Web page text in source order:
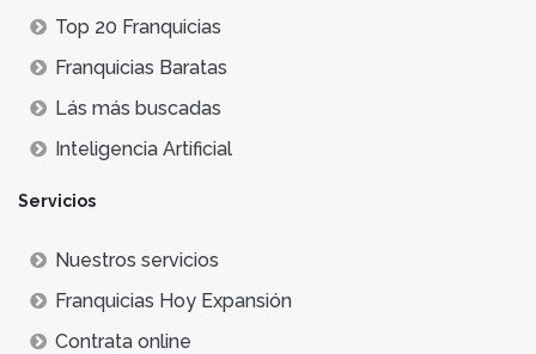
Top 20 Franquicias
Franquicias Baratas
Lás más buscadas
Inteligencia Artificial
Servicios
Nuestros servicios
Franquicias Hoy Expansión
Contrata online